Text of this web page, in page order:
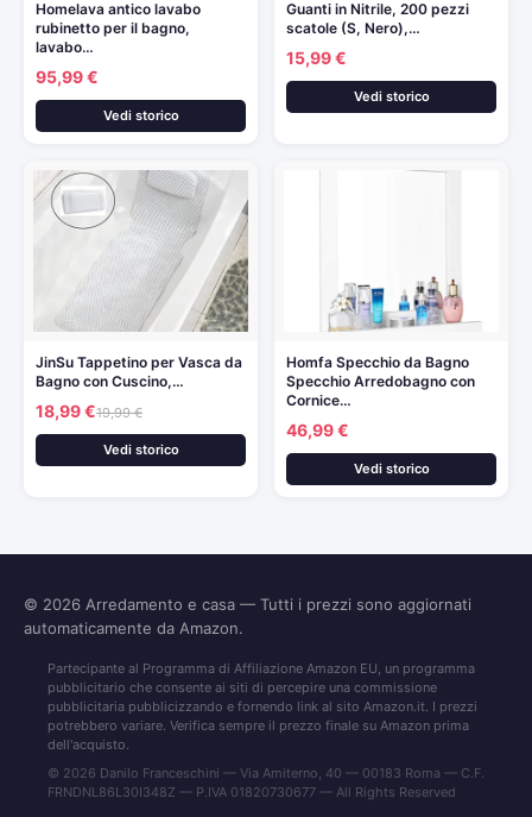
Homelava antico lavabo
rubinetto per il bagno,
lavabo…
95,99 €
Vedi storico
Guanti in Nitrile, 200 pezzi
scatole (S, Nero),…
15,99 €
Vedi storico
JinSu Tappetino per Vasca da
Bagno con Cuscino,…
18,99 €19,99 €
Vedi storico
Homfa Specchio da Bagno
Specchio Arredobagno con
Cornice…
46,99 €
Vedi storico
© 2026 Arredamento e casa — Tutti i prezzi sono aggiornati
automaticamente da Amazon.
Partecipante al Programma di Affiliazione Amazon EU, un programma
pubblicitario che consente ai siti di percepire una commissione
pubblicitaria pubblicizzando e fornendo link al sito Amazon.it. I prezzi
potrebbero variare. Verifica sempre il prezzo finale su Amazon prima
dell'acquisto.
© 2026 Danilo Franceschini — Via Amiterno, 40 — 00183 Roma — C.F.
FRNDNL86L30I348Z — P.IVA 01820730677 — All Rights Reserved